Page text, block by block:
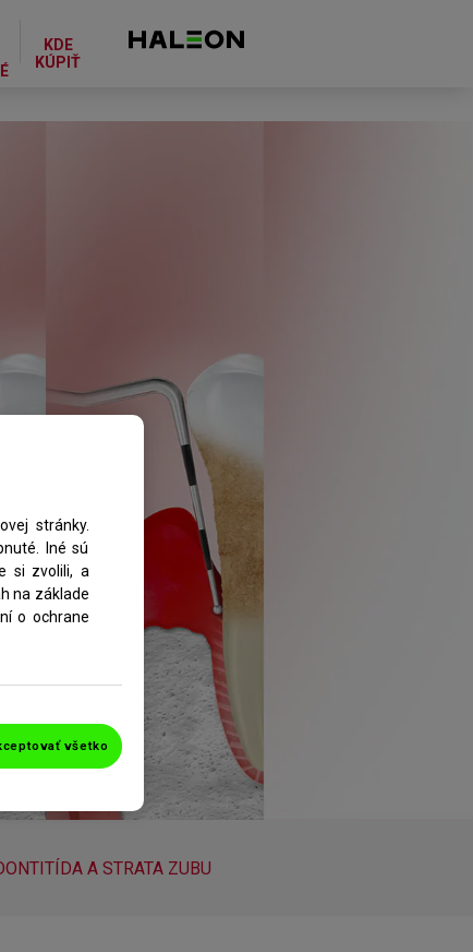
KDE
KÚPIŤ
A STRATA ZUBU
stránky.
Iné sú
si zvolili, a
na základe
o ochrane
všetko